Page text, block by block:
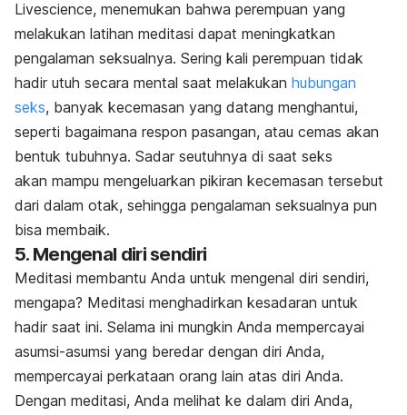
Livescience, menemukan bahwa perempuan yang
melakukan latihan meditasi dapat meningkatkan
pengalaman seksualnya. Sering kali perempuan tidak
hadir utuh secara mental saat melakukan hubungan
seks, banyak kecemasan yang datang menghantui,
seperti bagaimana respon pasangan, atau cemas akan
bentuk tubuhnya. Sadar seutuhnya di saat seks
akan mampu mengeluarkan pikiran kecemasan tersebut
dari dalam otak, sehingga pengalaman seksualnya pun
bisa membaik.
5. Mengenal diri sendiri
Meditasi membantu Anda untuk mengenal diri sendiri,
mengapa? Meditasi menghadirkan kesadaran untuk
hadir saat ini. Selama ini mungkin Anda mempercayai
asumsi-asumsi yang beredar dengan diri Anda,
mempercayai perkataan orang lain atas diri Anda.
Dengan meditasi, Anda melihat ke dalam diri Anda,